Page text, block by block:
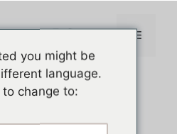
sur PC Menu
you might be
language.
change to: